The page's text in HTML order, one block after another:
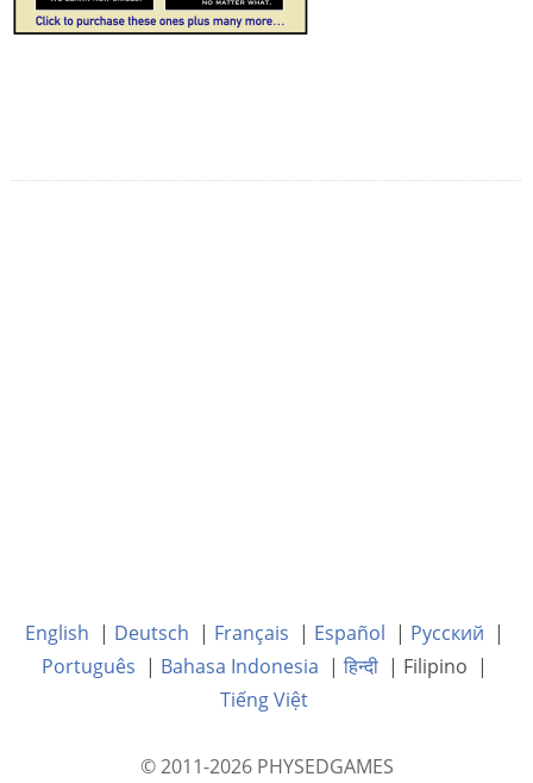
English | Deutsch | Français | Español | Русский |
Português | Bahasa Indonesia |हिन्दी| Filipino |
Tiếng Việt
© 2011-2026 PHYSEDGAMES